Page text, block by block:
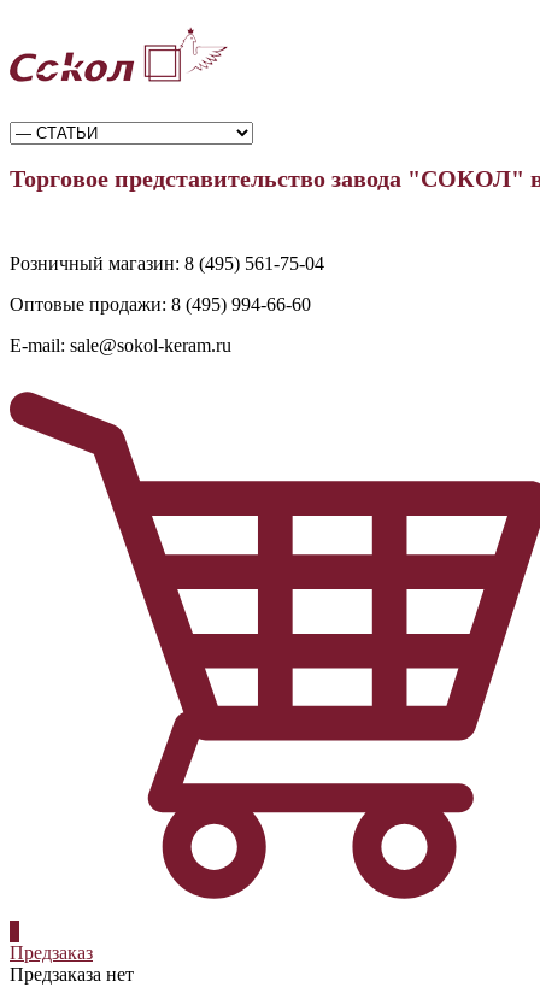
Торговое представительство завода "СОКОЛ"
Розничный магазин: 8 (495) 561-75-04
Оптовые продажи: 8 (495) 994-66-60
E-mail: sale@sokol-keram.ru
Предзаказ
Предзаказа нет